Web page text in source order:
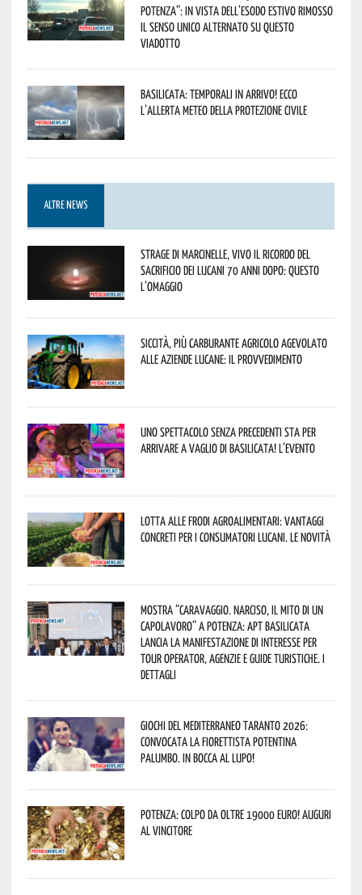
Potenza”: in vista dell’esodo estivo rimosso
il senso unico alternato su questo
viadotto
Basilicata: temporali in arrivo! Ecco
l’allerta meteo della Protezione civile
ALTRE NEWS
Strage di Marcinelle, vivo il ricordo del
sacrificio dei lucani 70 anni dopo: questo
l’omaggio
Siccità, più carburante agricolo agevolato
alle aziende lucane: il provvedimento
Uno spettacolo senza precedenti sta per
arrivare a Vaglio di Basilicata! L’evento
Lotta alle frodi agroalimentari: vantaggi
concreti per i consumatori lucani. Le novità
Mostra “Caravaggio. Narciso, il mito di un
capolavoro” a Potenza: APT Basilicata
lancia la manifestazione di interesse per
Tour Operator, Agenzie e Guide Turistiche. I
dettagli
Giochi del Mediterraneo Taranto 2026:
convocata la fiorettista potentina
Palumbo. In bocca al lupo!
Potenza: colpo da oltre 19000 Euro! Auguri
al vincitore